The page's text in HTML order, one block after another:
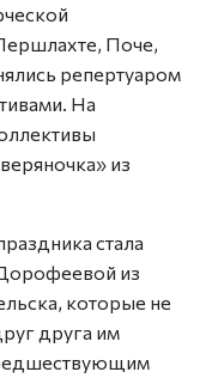
Поче,
репертуаром
На
из
стала
из
которые не
друга им